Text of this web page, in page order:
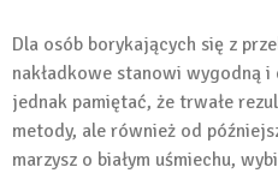
Dla osób borykających się z
nakładkowe stanowi wygodną
jednak pamiętać, że trwałe
metody, ale również od
marzysz o białym uśmiechu,